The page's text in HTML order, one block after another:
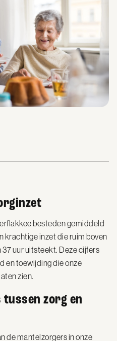
besteden gemiddeld
krachtige inzet die ruim boven
uur uitsteekt. Deze cijfers
en toewijding die onze
zien.
tussen zorg en
de mantelzorgers in onze